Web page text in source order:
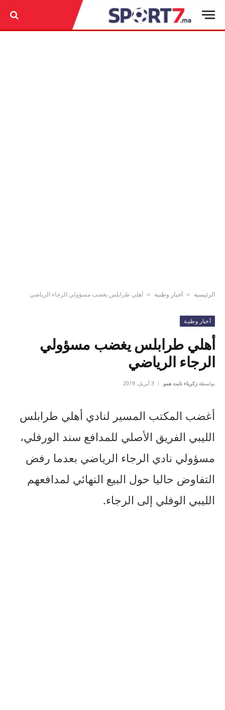
الرئيسية » أخبار وطنية » أهلي طرابلس يغضب مسؤولي الرجاء الرياضي
أخبار وطنية
أهلي طرابلس يغضب مسؤولي
الرجاء الرياضي
بواسطة زكرياء نايت همو 3 أبريل، 2019
أغضب المكتب المسير لنادي أهلي طرابلس
الليبي الفريق الأصلي للمدافع سند الورفلي،
مسؤولي نادي الرجاء الرياضي بعدما رفض
التفاوض حاليا حول البيع النهائي لمدافعهم
الليبي الوفلي إلى الرجاء.